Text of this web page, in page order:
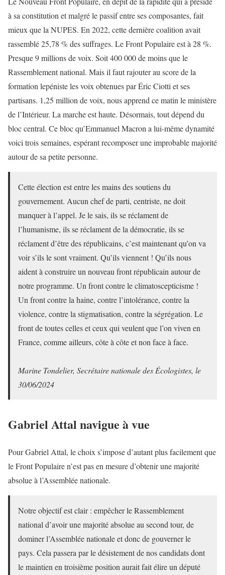
à sa constitution et malgré le passif entre ses composantes, fait
mieux que la NUPES. En 2022, cette dernière coalition avait
rassemblé 25,78 % des suffrages. Le Front Populaire est à 28 %.
Presque 9 millions de voix. Soit 400 000 de moins que le
Rassemblement national. Mais il faut rajouter au score de la
formation lepéniste les voix obtenues par Éric Ciotti et ses
partisans. 1,25 million de voix, nous apprend ce matin le ministère
de l’Intérieur. La marche est haute. Désormais, tout dépend du
bloc central. Ce bloc qu’Emmanuel Macron a lui-même dynamité
voici trois semaines, espérant recomposer une improbable majorité
autour de sa petite personne.
Cette élection est entre les mains des soutiens du
gouvernement. Aucun chef de parti, centriste, ne doit
manquer à l’appel. Je le sais, ils se réclament de
l’humanisme, ils se réclament de la démocratie, ils se
réclament d’être des républicains, c’est maintenant qu’on va
voir s’ils le sont vraiment. Qu’ils viennent ! Qu’ils nous
aident à construire un nouveau front républicain autour de
notre programme. Un front contre le climatoscepticisme !
Un front contre la haine, contre l’intolérance, contre la
violence, contre la stigmatisation, contre la ségrégation. Le
front de toutes celles et ceux qui veulent que l’on viven en
France, comme ailleurs, côte à côte et non face à face.
Marine Tondelier, Secrétaire nationale des Écologistes, le
30/06/2024
Gabriel Attal navigue à vue
Pour Gabriel Attal, le choix s’impose d’autant plus facilement que
le Front Populaire n’est pas en mesure d’obtenir une majorité
absolue à l’Assemblée nationale.
Notre objectif est clair : empêcher le Rassemblement
national d’avoir une majorité absolue au second tour, de
dominer l’Assemblée nationale et donc de gouverner le
pays. Cela passera par le désistement de nos candidats dont
le maintien en troisième position aurait fait élire un député